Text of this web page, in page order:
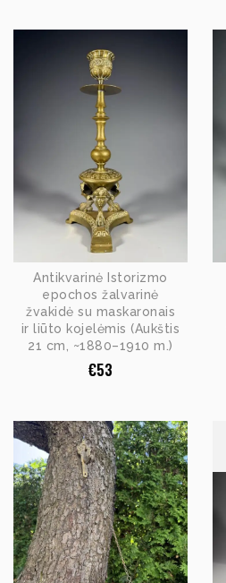
Antikvarinė Istorizmo
epochos žalvarinė
žvakidė su maskaronais
ir liūto kojelėmis (Aukštis
21 cm, ~1880–1910 m.)
€53